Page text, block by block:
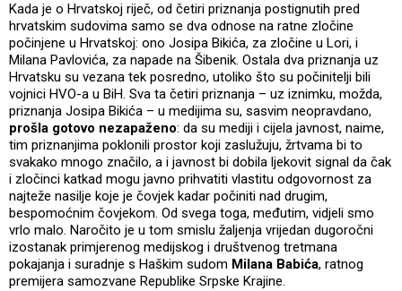
Kada je o Hrvatskoj riječ, od četiri priznanja postignutih pred
hrvatskim sudovima samo se dva odnose na ratne zločine
počinjene u Hrvatskoj: ono Josipa Bikića, za zločine u Lori, i
Milana Pavlovića, za napade na Šibenik. Ostala dva priznanja uz
Hrvatsku su vezana tek posredno, utoliko što su počinitelji bili
vojnici HVO-a u BiH. Sva ta četiri priznanja – uz iznimku, možda,
priznanja Josipa Bikića – u medijima su, sasvim neopravdano,
prošla gotovo nezapaženo: da su mediji i cijela javnost, naime,
tim priznanjima poklonili prostor koji zaslužuju, žrtvama bi to
svakako mnogo značilo, a i javnost bi dobila ljekovit signal da čak
i zločinci katkad mogu javno prihvatiti vlastitu odgovornost za
najteže nasilje koje je čovjek kadar počiniti nad drugim,
bespomoćnim čovjekom. Od svega toga, međutim, vidjeli smo
vrlo malo. Naročito je u tom smislu žaljenja vrijedan dugoročni
izostanak primjerenog medijskog i društvenog tretmana
pokajanja i suradnje s Haškim sudom Milana Babića, ratnog
premijera samozvane Republike Srpske Krajine.